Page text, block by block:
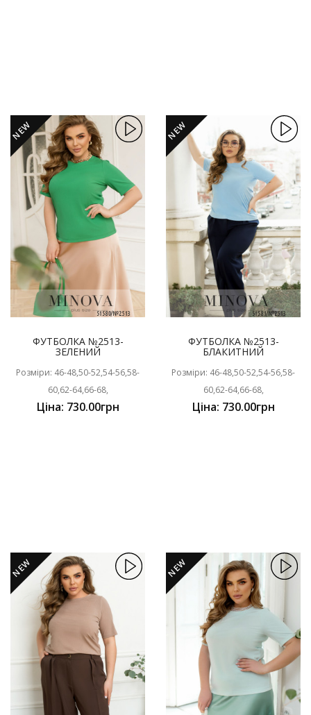
NEW
ФУТБОЛКА №2513-
ЗЕЛЕНИЙ
Розміри: 46-48,50-52,54-56,58-
60,62-64,66-68,
Ціна: 730.00грн
NEW
ФУТБОЛКА №2513-
БЛАКИТНИЙ
Розміри: 46-48,50-52,54-56,58-
60,62-64,66-68,
Ціна: 730.00грн
NEW NEW